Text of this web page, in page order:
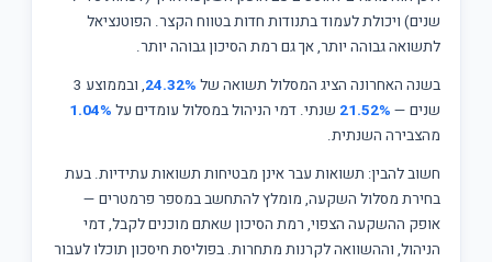
שנים) ויכולת לעמוד בתנודות חדות בטווח הקצר. הפוטנציאל
לתשואה גבוהה יותר, אך גם רמת הסיכון גבוהה יותר.
בשנה האחרונה הציג המסלול תשואה של 24.32%
, ובממוצע 3
שנים — 21.52% שנתי. דמי הניהול במסלול עומדים על 1.04%
מהצבירה השנתית.
חשוב להבין: תשואות עבר אינן מבטיחות תשואות עתידיות. בעת
בחירת מסלול השקעה, מומלץ להתחשב במספר פרמטרים —
אופק ההשקעה הצפוי, רמת הסיכון שאתם מוכנים לקבל, דמי
הניהול, וההשוואה לקרנות מתחרות. בפוליסת חיסכון תוכלו לעבור